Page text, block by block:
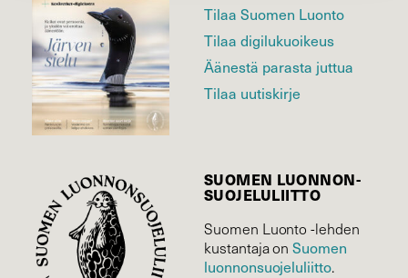
Tilaa Suomen Luonto
Tilaa digilukuoikeus
Äänestä parasta juttua
Tilaa uutiskirje
SUOMEN LUONNON­
SUOJELU­LIITTO
Suomen Luonto -lehden
kustantaja onSuomen
luonnonsuojelu­liitto.